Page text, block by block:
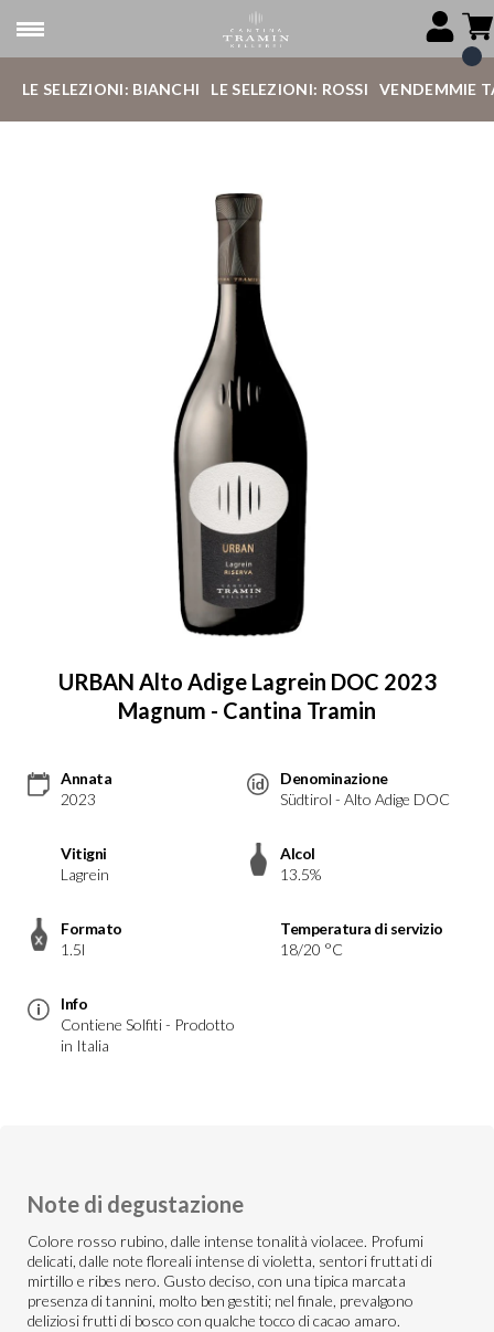
LE SELEZIONI: BIANCHI LE SELEZIONI: ROSSI VENDEMMIE
URBAN Alto Adige Lagrein DOC 2023
Magnum - Cantina Tramin
Annata
2023
Denominazione
Südtirol - Alto Adige DOC
Vitigni
Lagrein
Alcol
13.5%
Formato
1.5l
Temperatura di servizio
18/20 °C
Info
Contiene Solfiti - Prodotto
in Italia
Note di degustazione
Colore rosso rubino, dalle intense tonalità violacee. Profumi
delicati, dalle note floreali intense di violetta, sentori fruttati di
mirtillo e ribes nero. Gusto deciso, con una tipica marcata
presenza di tannini, molto ben gestiti; nel finale, prevalgono
deliziosi frutti di bosco con qualche tocco di cacao amaro.